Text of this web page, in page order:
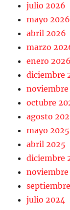
julio 2026
mayo 2026
abril 2026
marzo
enero 2026
diciembre
noviembre
octubre
agosto
mayo 2025
abril 2025
diciembre
noviembre
julio 2024